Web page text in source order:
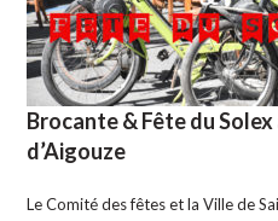
Brocante & Fête du
d’Aigouze
Le Comité des fêtes et la Ville de